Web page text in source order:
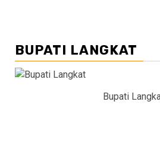
BUPATI LANGKAT
Bupati